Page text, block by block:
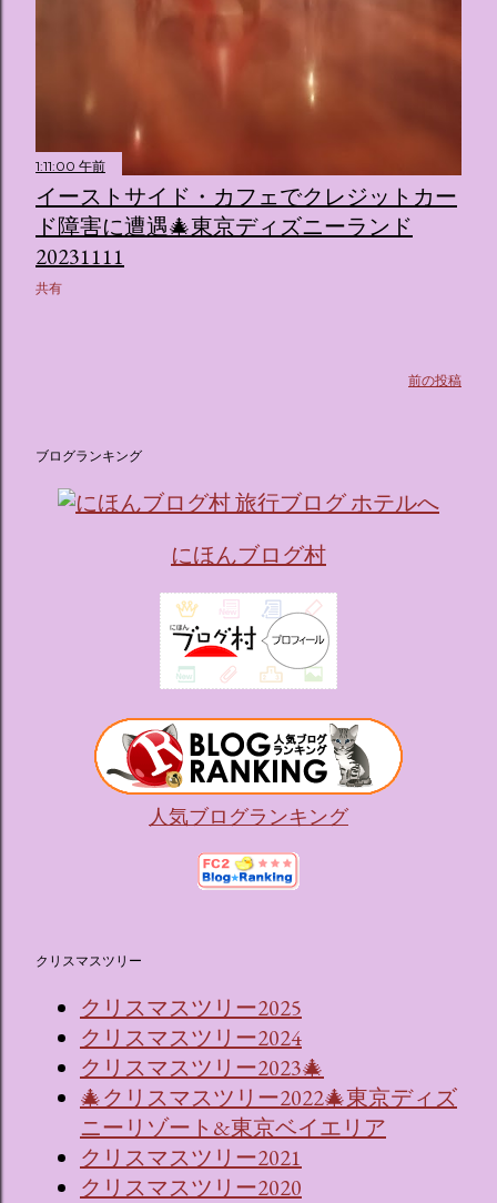
1:11:00 午前
イーストサイド・カフェでクレジットカー
ド障害に遭遇🎄東京ディズニーランド
20231111
共有
前の投稿
ブログランキング
にほんブログ村
人気ブログランキング
クリスマスツリー
クリスマスツリー2025
クリスマスツリー2024
クリスマスツリー2023🎄
🎄クリスマスツリー2022🎄東京ディズ
ニーリゾート&東京ベイエリア
クリスマスツリー2021
クリスマスツリー2020